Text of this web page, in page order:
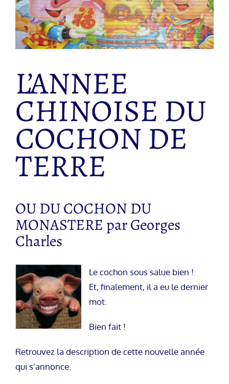
L’ANNEE
CHINOISE DU
COCHON DE
TERRE
OU DU COCHON DU
MONASTERE par Georges
Charles
Le cochon sous salue bien !
Et, finalement, il a eu le dernier
mot.
Bien fait !
Retrouvez la description de cette nouvelle année
qui s’annonce.